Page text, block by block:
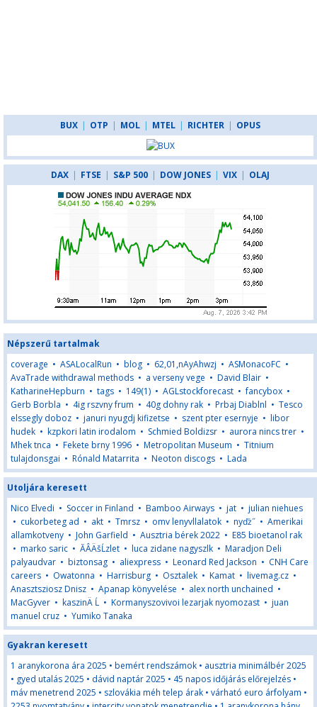
BUX | OTP | MOL | MTEL | RICHTER | OPUS
DAX | FTSE | S&P 500 | DOW JONES | VIX | OLAJ
Népszerű tartalmak
coverage • ASALocalRun • blog • 62,01,nAyAhwzj • ASMonacoFC •
AvaTrade withdrawal methods • a verseny vege • David Blair •
KatharineHepburn • tags • 149(1) • AGLstockforecast •fancybox •
Gerb Borbla • 4ig rszvny frum • 40g dohny rak • Prbaj Diablnl • Tesco
elssegly doboz • januri nyugdj kifizetse • szent pter esernyje • libor
hudek • kzpkori latin irodalom • Schmied Boldizsr • aurora nincs trer •
Mhek tnca • Fekete brny 1996 • Metropolitan Museum • Titnium
tulajdonsgai • Rónald Matarrita • Neoton discogs • Lada
Utoljára keresett
Nico Elvedi • Soccer in Finland • Bamboo Airways • jat • julian niehues
• cukorbeteg ad • akt • Tmrsz • omv lenyvllalatok • nyďż˝ • Amerikai
allamkotveny • John Garfield • Ausztria bérek 2022 • E85 bioetanol rak
• marko saric • ĂÂÄšĹzlet • luca zidane nagyszlk • Maradjon Deli
palyaudvar • biztonsag • aliexpress • Leonard Red Jackson • CNH Care
careers • Owatonna • Harrisburg • Osztalek • Kamat • livemag.cz •
Anasztsziosz Dnisz • Apanap könyvelése • alex north unchained •
MacGyver • kaszinÄ Ĺ • Kormanyszovivoi lezarjak nyomozast • juan
manuel cruz • Yumiko Tanaka
Gyakran keresett
1 aranykorona ára 2025 • bemért rendszámok • ausztria minimálbér 2025
• gyed utalás 2025 • dávid naptár 2025 • 45 napos időjárás előrejelzés •
máv menetrend 2025 • szlovákia méh telep árak • várható euro árfolyam •